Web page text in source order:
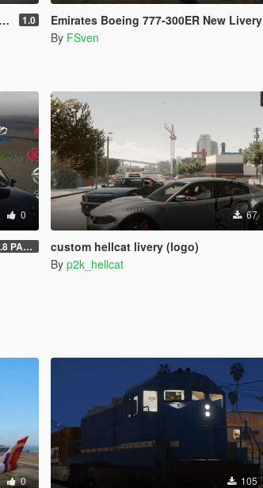
1.0 Emirates Boeing 777-300ER New Livery
By FSven
0
2.8 PART 1
67
custom hellcat livery (logo)
By p2k_hellcat
0 105